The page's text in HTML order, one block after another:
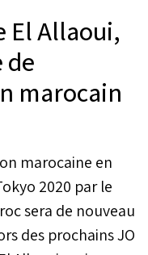
El Allaoui,
de
marocain
marocaine en
2020 par le
sera de nouveau
des prochains JO